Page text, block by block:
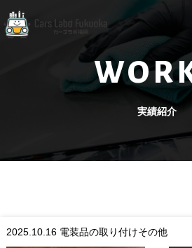
実績紹介
2025.10.16 電装品の取り付けその他